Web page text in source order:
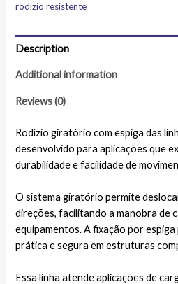
rodízio resistente
Description
Additional information
Reviews (0)
Rodízio giratório com espiga das
desenvolvido para aplicações que
durabilidade e facilidade de
O sistema giratório permite
direções, facilitando a manobra de
equipamentos. A fixação por
prática e segura em estruturas
Essa linha atende aplicações de